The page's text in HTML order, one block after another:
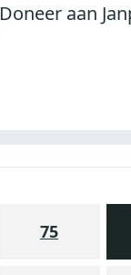
Doneer aan
75